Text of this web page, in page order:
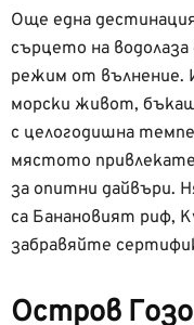
Още една
сърцето на водолаза
режим от вълнение.
морски живот,
с целогодишна
мястото
за опитни дайвъри.
са Банановият риф,
забравяйте
Остров